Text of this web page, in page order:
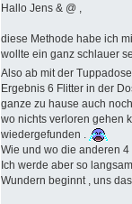
Hallo Jens & @ ,
diese Methode habe ich
wollte ein ganz schlauer
Also ab mit der
Ergebnis 6 Flitter in der
ganze zu hause auch
wo nichts verloren gehen
wiedergefunden .
Wie und wo die anderen
Ich werde aber so
Wundern beginnt , uns